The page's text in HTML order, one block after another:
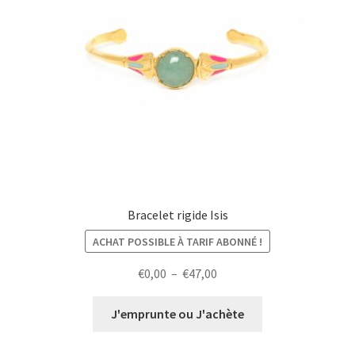
Bracelet rigide Isis
ACHAT POSSIBLE À TARIF ABONNÉ !
€0,00 – €47,00
prix :
J'emprunte ou J'achète